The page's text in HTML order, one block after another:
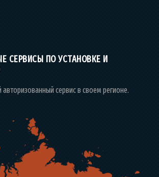
СЕРВИСЫ ПО УСТАНОВКЕ И
сервис в своем регионе.